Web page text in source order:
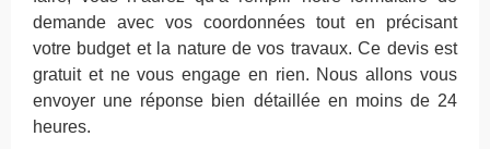
demande avec vos coordonnées tout en précisant
votre budget et la nature de vos travaux. Ce devis est
gratuit et ne vous engage en rien. Nous allons vous
envoyer une réponse bien détaillée en moins de 24
heures.